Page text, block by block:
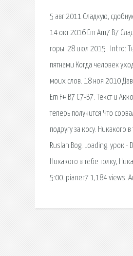
5 авг 2011 Сладкую,
14 окт 2016 Em Am7 B7
горы. 28 июл 2015 . Intro:
пятнами Когда человек
моих слов. 18 ноя 2010
Em F# B7 C7-B7. Текст и
теперь получится Что
подругу за косу.
Ruslan Bog. Loading. урок -
Никакого в тебе толку,
5:00. pianer7 1,184 views.